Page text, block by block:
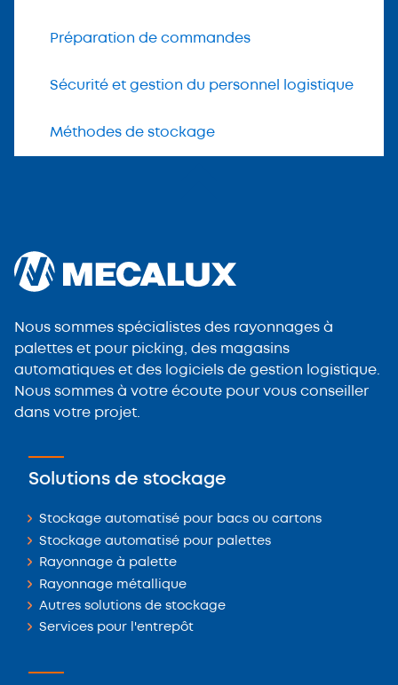
Préparation de commandes
Sécurité et gestion du personnel logistique
Méthodes de stockage
Nous sommes spécialistes des rayonnages à
palettes et pour picking, des magasins
automatiques et des logiciels de gestion logistique.
Nous sommes à votre écoute pour vous conseiller
dans votre projet.
Solutions de stockage
Stockage automatisé pour bacs ou cartons
Stockage automatisé pour palettes
Rayonnage à palette
Rayonnage métallique
Autres solutions de stockage
Services pour l'entrepôt